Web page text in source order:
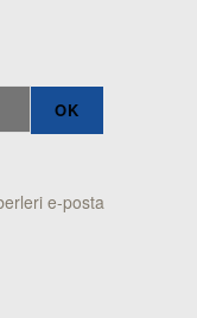
e-posta